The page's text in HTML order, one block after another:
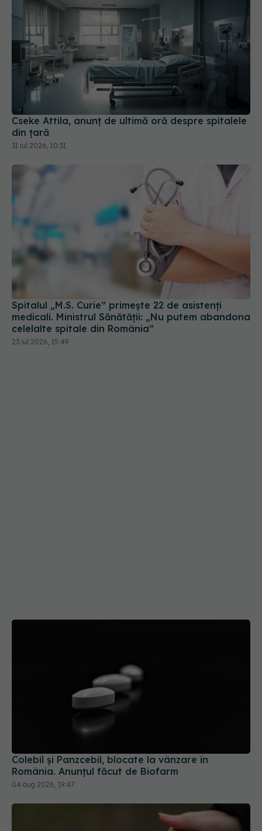
Cseke Attila, anunț de ultimă oră despre spitalele
din țară
31 iul 2026, 10:31
Spitalul „M.S. Curie” primește 22 de asistenți
medicali. Ministrul Sănătății: „Nu putem abandona
celelalte spitale din România”
23 iul 2026, 15:49
Colebil și Panzcebil, blocate la vânzare în
România. Anunțul făcut de Biofarm
04 aug 2026, 19:47